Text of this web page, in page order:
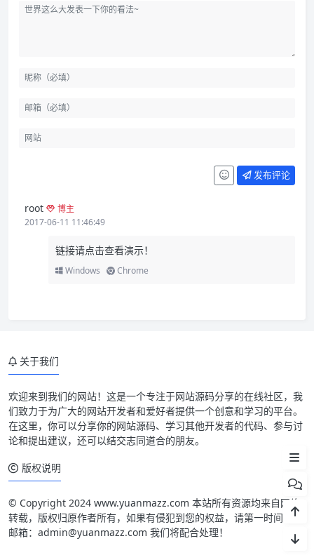
发布评论
root
博主
2017-06-11 11:46:49
链接请点击查看演示！
Windows Chrome
免费领取百度云服务器活动简介
免费领取百度云服务器活动规则
关于我们
欢迎来到我们的网站！这是一个专注于网站源码分享的在线社区，我
们致力于为广大的网站开发者和爱好者提供一个创意和学习的平台。
在这里，你可以分享你的网站源码、学习其他开发者的代码、参与讨
论和提出建议，还可以结交志同道合的朋友。
版权说明
© Copyright 2024 www.yuanmazz.com 本站所有资源均来自网络
转载，版权归原作者所有，如果有侵犯到您的权益，请第一时间联系
邮箱：admin@yuanmazz.com 我们将配合处理！